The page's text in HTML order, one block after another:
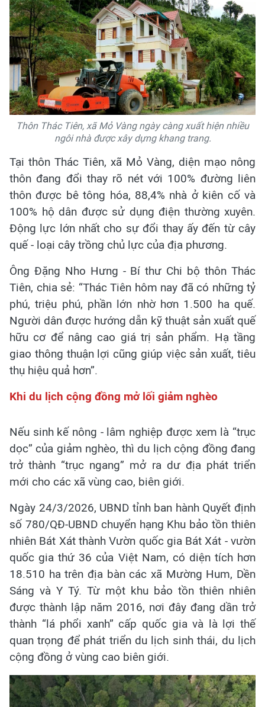
Thôn Thác Tiên, xã Mỏ Vàng ngày càng xuất hiện nhiều
ngôi nhà được xây dựng khang trang.
Tại thôn Thác Tiên, xã Mỏ Vàng, diện mạo nông
thôn đang đổi thay rõ nét với 100% đường liên
thôn được bê tông hóa, 88,4% nhà ở kiên cố và
100% hộ dân được sử dụng điện thường xuyên.
Động lực lớn nhất cho sự đổi thay ấy đến từ cây
quế - loại cây trồng chủ lực của địa phương.
Ông Đặng Nho Hưng - Bí thư Chi bộ thôn Thác
Tiên, chia sẻ: “Thác Tiên hôm nay đã có những tỷ
phú, triệu phú, phần lớn nhờ hơn 1.500 ha quế.
Người dân được hướng dẫn kỹ thuật sản xuất quế
hữu cơ để nâng cao giá trị sản phẩm. Hạ tầng
giao thông thuận lợi cũng giúp việc sản xuất, tiêu
thụ hiệu quả hơn”.
Khi du lịch cộng đồng mở lối giảm nghèo
Nếu sinh kế nông - lâm nghiệp được xem là “trục
dọc” của giảm nghèo, thì du lịch cộng đồng đang
trở thành “trục ngang” mở ra dư địa phát triển
mới cho các xã vùng cao, biên giới.
Ngày 24/3/2026, UBND tỉnh ban hành Quyết định
số 780/QĐ-UBND chuyển hạng Khu bảo tồn thiên
nhiên Bát Xát thành Vườn quốc gia Bát Xát - vườn
quốc gia thứ 36 của Việt Nam, có diện tích hơn
18.510 ha trên địa bàn các xã Mường Hum, Dền
Sáng và Y Tý. Từ một khu bảo tồn thiên nhiên
được thành lập năm 2016, nơi đây đang dần trở
thành “lá phổi xanh” cấp quốc gia và là lợi thế
quan trọng để phát triển du lịch sinh thái, du lịch
cộng đồng ở vùng cao biên giới.